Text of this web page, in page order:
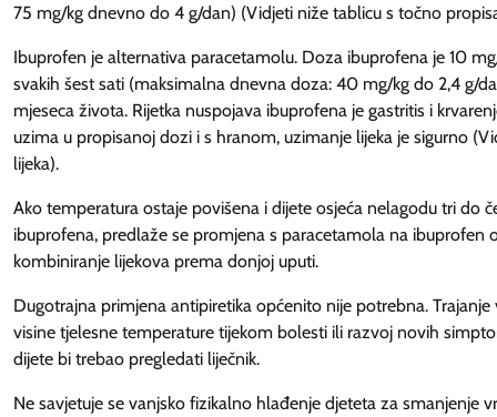
75 mg/kg dnevno do 4 g/dan) (Vidjeti niže tablicu s točno
Ibuprofen je alternativa paracetamolu. Doza ibuprofena je 10
svakih šest sati (maksimalna dnevna doza: 40 mg/kg do 2,4 g/
mjeseca života. Rijetka nuspojava ibuprofena je gastritis i
uzima u propisanoj dozi i s hranom, uzimanje lijeka je sigurno
lijeka).
Ako temperatura ostaje povišena i dijete osjeća nelagodu tri do
ibuprofena, predlaže se promjena s paracetamola na
kombiniranje lijekova prema donjoj uputi.
Dugotrajna primjena antipiretika općenito nije potrebna.
visine tjelesne temperature tijekom bolesti ili razvoj novih
dijete bi trebao pregledati liječnik.
Ne savjetuje se vanjsko fizikalno hlađenje djeteta za smanjenje